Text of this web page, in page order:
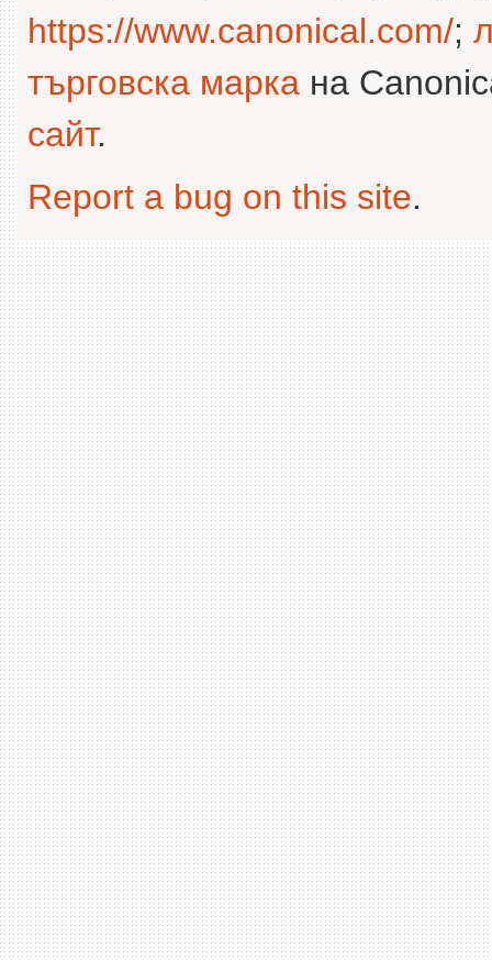
https://www.canonical.com/;
търговска марка на
сайт.
Report a bug on this site.